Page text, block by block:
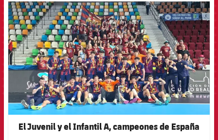
FCB Barcelona badge
El Juvenil y el Infantil A, campeones de España